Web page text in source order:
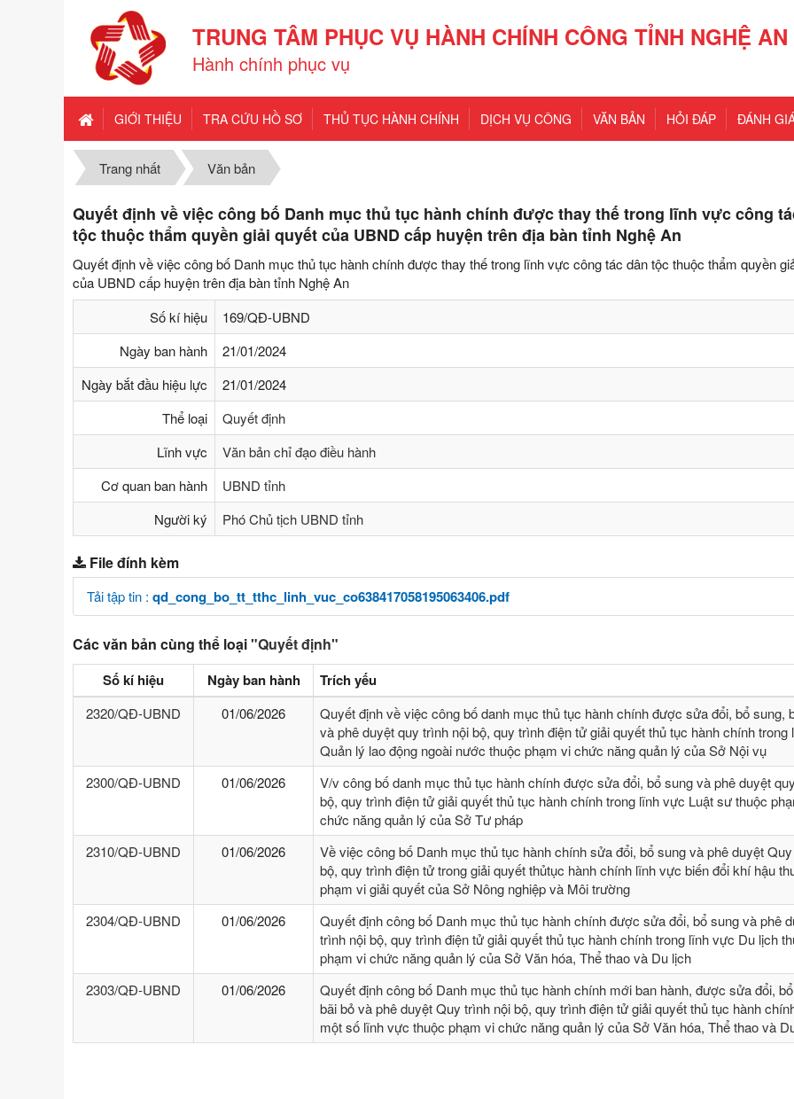
TRUNG TÂM PHỤC VỤ HÀNH CHÍNH CÔNG TỈNH NGHỆ AN
Hành chính phục vụ
GIỚI THIỆU TRA CỨU HỒ SƠ THỦ TỤC HÀNH CHÍNH DỊCH VỤ CÔNG VĂN BẢN HỎI ĐÁP ĐÁNH
Trang nhất Văn bản
Quyết định về việc công bố Danh mục thủ tục hành chính được thay thế trong lĩnh vực công
tộc thuộc thẩm quyền giải quyết của UBND cấp huyện trên địa bàn tỉnh Nghệ An
Quyết định về việc công bố Danh mục thủ tục hành chính được thay thế trong lĩnh vực công tác dân tộc thuộc thẩm quyền
của UBND cấp huyện trên địa bàn tỉnh Nghệ An
Số kí hiệu
169/QĐ-UBND
Ngày ban hành
21/01/2024
Ngày bắt đầu hiệu lực
21/01/2024
Thể loại
Quyết định
Lĩnh vực
Văn bản chỉ đạo điều hành
Cơ quan ban hành
UBND tỉnh
Người ký
Phó Chủ tịch UBND tỉnh
File đính kèm
Tải tập tin : qd_cong_bo_tt_tthc_linh_vuc_co638417058195063406.pdf
Các văn bản cùng thể loại"Quyết định"
Số kí hiệu Ngày ban hành Trích yếu
2320/QĐ-UBND 01/06/2026
Quyết định về việc công bố danh mục thủ tục hành chính được sửa đổi, bổ sung,
và phê duyệt quy trình nội bộ, quy trình điện tử giải quyết thủ tục hành chính trong
Quản lý lao động ngoài nước thuộc phạm vi chức năng quản lý của Sở Nội vụ
2300/QĐ-UBND
01/06/2026
V/v công bố danh mục thủ tục hành chính được sửa đổi, bổ sung và phê duyệt
bộ, quy trình điện tử giải quyết thủ tục hành chính trong lĩnh vực Luật sư thuộc
chức năng quản lý của Sở Tư pháp
2310/QĐ-UBND
01/06/2026
Về việc công bố Danh mục thủ tục hành chính sửa đổi, bổ sung và phê duyệt
bộ, quy trình điện tử trong giải quyết thủtục hành chính lĩnh vực biến đổi khí hậu
phạm vi giải quyết của Sở Nông nghiệp và Môi trường
2304/QĐ-UBND
01/06/2026
Quyết định công bố Danh mục thủ tục hành chính được sửa đổi, bổ sung và phê
trình nội bộ, quy trình điện tử giải quyết thủ tục hành chính trong lĩnh vực Du lịch
phạm vi chức năng quản lý của Sở Văn hóa, Thể thao và Du lịch
2303/QĐ-UBND
01/06/2026
Quyết định công bố Danh mục thủ tục hành chính mới ban hành, được sửa đổi,
bãi bỏ và phê duyệt Quy trình nội bộ, quy trình điện tử giải quyết thủ tục hành
một số lĩnh vực thuộc phạm vi chức năng quản lý của Sở Văn hóa, Thể thao và